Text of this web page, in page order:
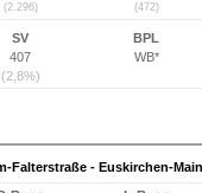
(2.296) (472)
SV
407
(2,8%)
BPL
WB*
Falterstraße - Euskirchen-